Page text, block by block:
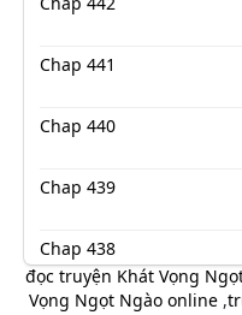
Chap 441
Chap 440
Chap 439
Chap 438
Chap 437
đọc truyện Khát Vọng
Vọng Ngọt Ngào online ,